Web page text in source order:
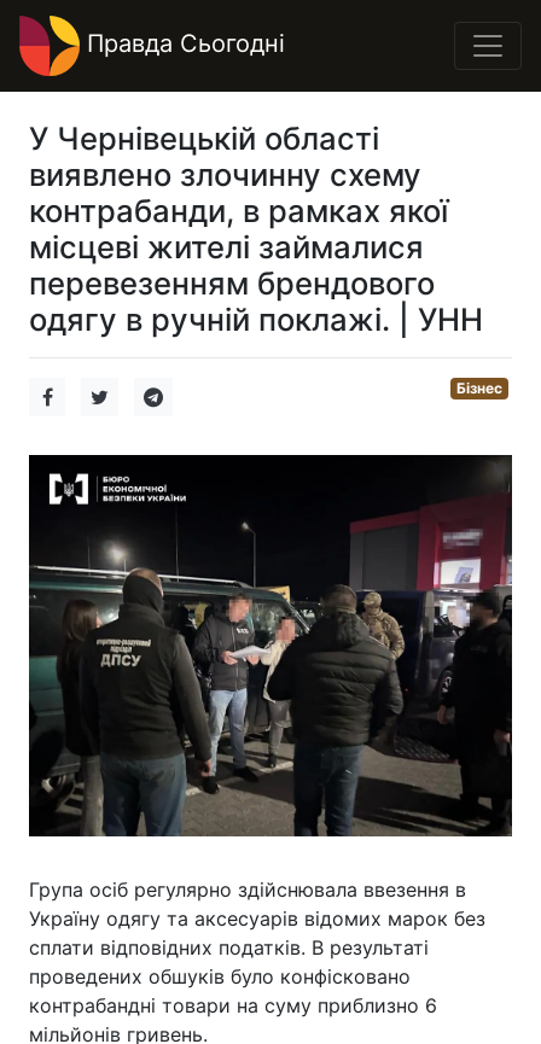
Правда Сьогодні
У Чернівецькій області
виявлено злочинну схему
контрабанди, в рамках якої
місцеві жителі займалися
перевезенням брендового
одягу в ручній поклажі. | УНН
Бізнес
Група осіб регулярно здійснювала ввезення в
Україну одягу та аксесуарів відомих марок без
сплати відповідних податків. В результаті
проведених обшуків було конфісковано
контрабандні товари на суму приблизно 6
мільйонів гривень.